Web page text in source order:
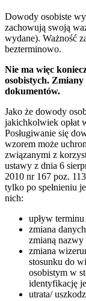
Dowody osobiste
zachowują swoją
wydane). Ważność
bezterminowo.
Nie ma więc
osobistych.
dokumentów.
Jako że dowody
jakichkolwiek opłat
Posługiwanie się
wzorem może
związanymi z
ustawy z dnia 6
2010 nr 167 poz.
tylko po spełnieniu
nich:
upływ
zmiana
zmianą
zmiana
stosunku do
osobistym w
identyfikację
utrata/